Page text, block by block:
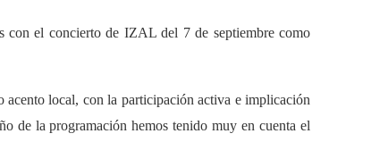
con el concierto de IZAL del 7 de septiembre como
acento local, con la participación activa e implicación
de la programación hemos tenido muy en cuenta el